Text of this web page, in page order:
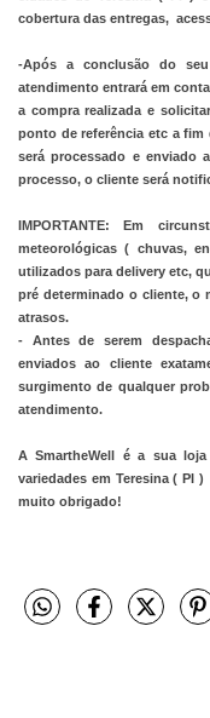
cobertura das entregas,
-Após a conclusão do
atendimento entrará em
a compra realizada e
ponto de referência etc a fim
será processado e enviado
processo, o cliente será
IMPORTANTE: Em
meteorológicas ( chuvas,
utilizados para delivery etc,
pré determinado o cliente, o
atrasos.
- Antes de serem
enviados ao cliente
surgimento de qualquer
atendimento.
A SmartheWell é a sua
variedades em Teresina ( PI
muito obrigado!